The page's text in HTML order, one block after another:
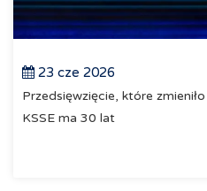
23 cze 2026
Przedsięwzięcie, które
KSSE ma 30 lat